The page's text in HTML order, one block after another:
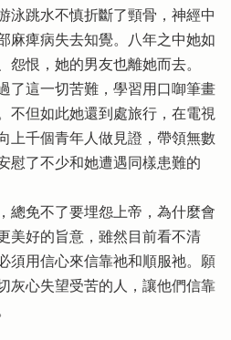
泳跳水不慎折斷了頸骨，神經中
麻痺病失去知覺。八年之中她如
怨恨，她的男友也離她而去。
了這一切苦難，學習用口啣筆畫
不但如此她還到處旅行，在電視
上千個青年人做見證，帶領無數
慰了不少和她遭遇同樣患難的
總免不了要埋怨上帝，為什麼會
美好的旨意，雖然目前看不清
須用信心來信靠祂和順服祂。願
灰心失望受苦的人，讓他們信靠